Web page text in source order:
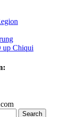
up Chiqui